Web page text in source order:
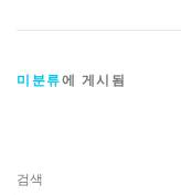
미분류에 게시됨
검색